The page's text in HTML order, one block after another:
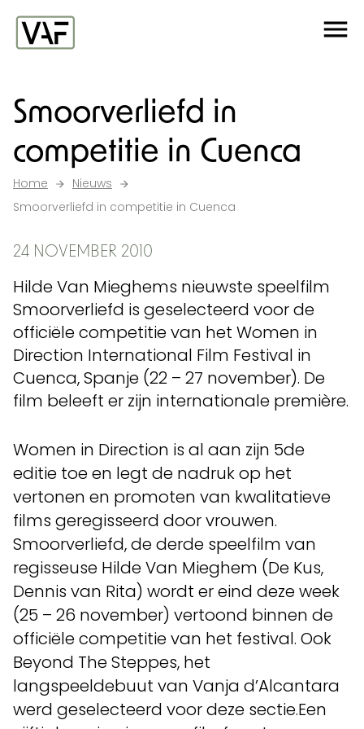
Ga verder naar de inhoud
Smoorverliefd in
competitie in Cuenca
Home
Nieuws
Smoorverliefd in competitie in Cuenca
24 NOVEMBER 2010
Hilde Van Mieghems nieuwste speelfilm
Smoorverliefd is geselecteerd voor de
officiële competitie van het Women in
Direction International Film Festival in
Cuenca, Spanje (22 – 27 november). De
film beleeft er zijn internationale première.
Women in Direction is al aan zijn 5de
editie toe en legt de nadruk op het
vertonen en promoten van kwalitatieve
films geregisseerd door vrouwen.
Smoorverliefd, de derde speelfilm van
regisseuse Hilde Van Mieghem (De Kus,
Dennis van Rita) wordt er eind deze week
(25 – 26 november) vertoond binnen de
officiële competitie van het festival. Ook
Beyond The Steppes, het
langspeeldebuut van Vanja d’Alcantara
werd geselecteerd voor deze sectie.Een